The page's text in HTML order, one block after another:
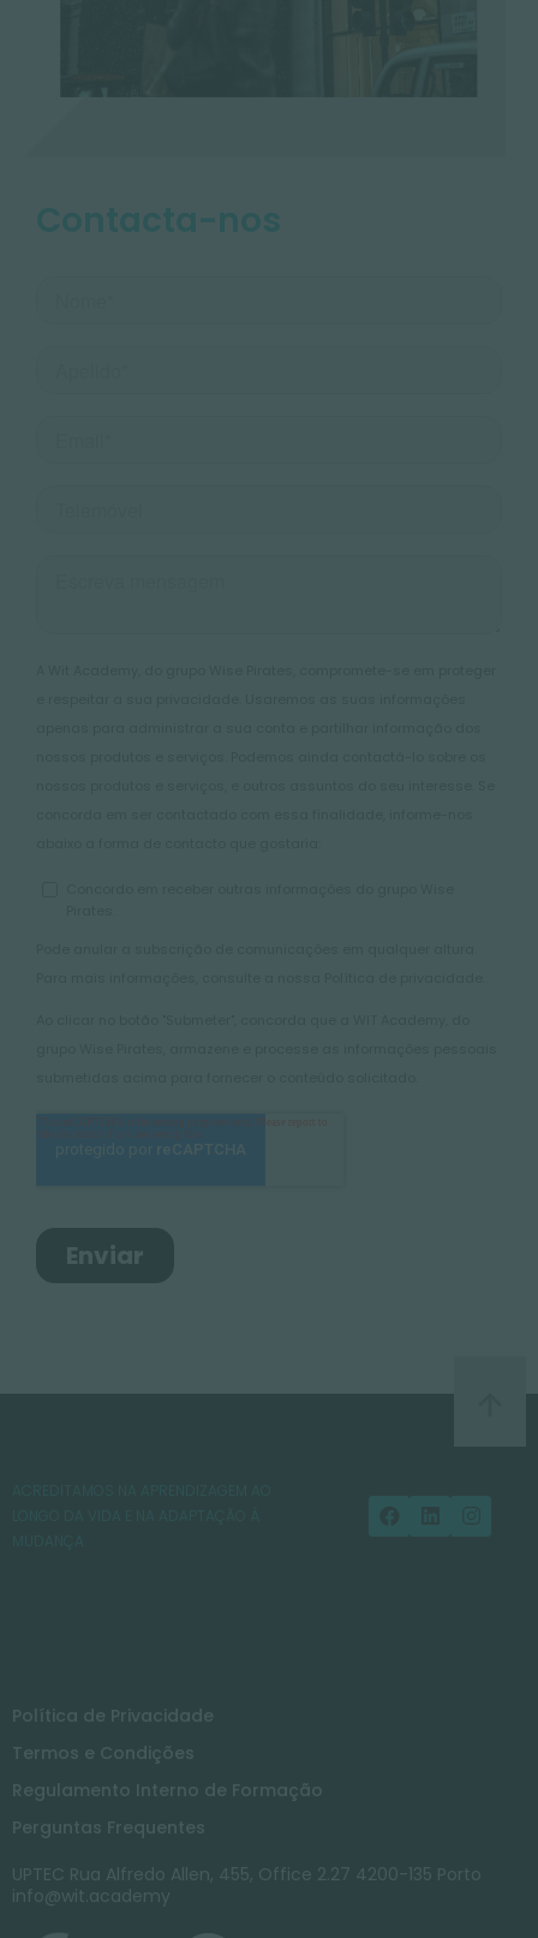
Contacta-nos
Política de Privacidade
Termos e Condições
Regulamento Interno de Formação
Perguntas Frequentes
UPTEC Rua Alfredo Allen, 455, Office 2.27 4200-135 Porto
info@wit.academy